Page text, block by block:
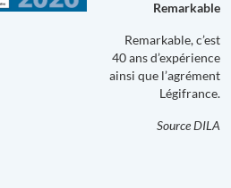
Remarkable
Remarkable, c’est
40 ans d’expérience
ainsi que l’agrément
Légifrance.
Source DILA